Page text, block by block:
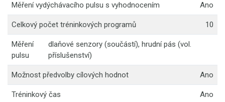
Měření vydýchávacího pulsu s vyhodnocením Ano
Celkový počet tréninkových programů 10
Měření
pulsu
dlaňové senzory (součástí), hrudní pás (vol.
příslušenství)
Možnost předvolby cílových hodnot Ano
Tréninkový čas Ano